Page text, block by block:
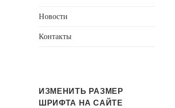
Новости
Контакты
ИЗМЕНИТЬ РАЗМЕР
ШРИФТА НА САЙТЕ